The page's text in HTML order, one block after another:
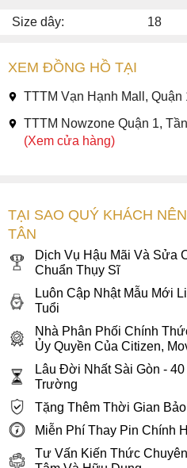
Size dây: 18
XEM ĐỒNG HỒ TẠI
TTTM Vạn Hạnh Mall, Quận
TTTM Nowzone Quận 1,
(Xem cửa hàng)
TẠI SAO QUÝ KHÁCH
TÂN
Dịch Vụ Hậu Mãi Và Sửa
Chuẩn Thụy Sĩ
Luôn Cập Nhật Mẫu Mới
Tuổi
Nhà Phân Phối Chính
Ủy Quyền Của Citizen,
Lâu Đời Nhất Sài Gòn -
Trường
Tặng Thêm Thời Gian
Miễn Phí Thay Pin Chính
Tư Vấn Kiến Thức